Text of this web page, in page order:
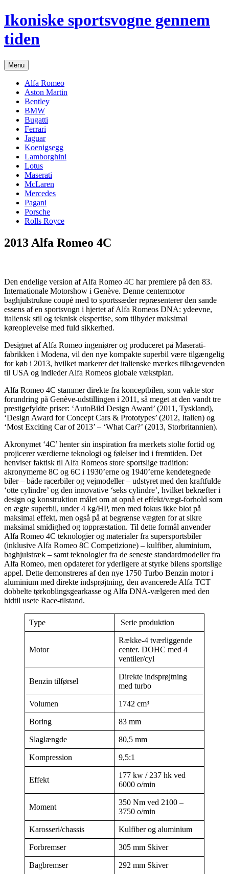
Hop
til
indhold
Ikoniske sportsvogne gennem
tiden
Menu
Alfa Romeo
Aston Martin
Bentley
BMW
Bugatti
Ferrari
Jaguar
Koenigsegg
Lamborghini
Lotus
Maserati
McLaren
Mercedes
Pagani
Porsche
Rolls Royce
2013 Alfa Romeo 4C
Den endelige version af Alfa Romeo 4C har premiere på den 83.
Internationale Motorshow i Genève. Denne centermotor
baghjulstrukne coupé med to sportssæder repræsenterer den sande
essens af en sportsvogn i hjertet af Alfa Romeos DNA: ydeevne,
italiensk stil og teknisk ekspertise, som tilbyder maksimal
køreoplevelse med fuld sikkerhed.
Designet af Alfa Romeo ingeniører og produceret på Maserati-
fabrikken i Modena, vil den nye kompakte superbil være tilgængelig
for køb i 2013, hvilket markerer det italienske mærkes tilbagevenden
til USA og indleder Alfa Romeos globale vækstplan.
Alfa Romeo 4C stammer direkte fra konceptbilen, som vakte stor
forundring på Genève-udstillingen i 2011, så meget at den vandt tre
prestigefyldte priser: ‘AutoBild Design Award’ (2011, Tyskland),
‘Design Award for Concept Cars & Prototypes’ (2012, Italien) og
‘Most Exciting Car of 2013’ – ‘What Car?’ (2013, Storbritannien).
Akronymet ‘4C’ henter sin inspiration fra mærkets stolte fortid og
projicerer værdierne teknologi og følelser ind i fremtiden. Det
henviser faktisk til Alfa Romeos store sportslige tradition:
akronymerne 8C og 6C i 1930’erne og 1940’erne kendetegnede
biler – både racerbiler og vejmodeller – udstyret med den kraftfulde
‘otte cylindre’ og den innovative ‘seks cylindre’, hvilket bekræfter i
design og konstruktion målet om at opnå et effekt/vægt-forhold som
en ægte superbil, under 4 kg/HP, men med fokus ikke blot på
maksimal effekt, men også på at begrænse vægten for at sikre
maksimal smidighed og toppræstation. Til dette formål anvender
Alfa Romeo 4C teknologier og materialer fra supersportsbiler
(inklusive Alfa Romeo 8C Competizione) – kulfiber, aluminium,
baghjulstræk – samt teknologier fra de seneste standardmodeller fra
Alfa Romeo, men opdateret for yderligere at styrke bilens sportslige
appel. Dette demonstreres af den nye 1750 Turbo Benzin motor i
aluminium med direkte indsprøjtning, den avancerede Alfa TCT
dobbelte tørkoblingsgearkasse og Alfa DNA-vælgeren med den
hidtil usete Race-tilstand.
Type Serie produktion
Motor
Række-4 tværliggende
center. DOHC med 4
ventiler/cyl
Benzin tilførsel
Direkte indsprøjtning
med turbo
Volumen 1742 cm³
Boring 83 mm
Slaglængde 80,5 mm
Kompression 9,5:1
Effekt
177 kw / 237 hk ved
6000 o/min
Moment
350 Nm ved 2100 –
3750 o/min
Karosseri/chassis Kulfiber og aluminium
Forbremser 305 mm Skiver
Bagbremser 292 mm Skiver